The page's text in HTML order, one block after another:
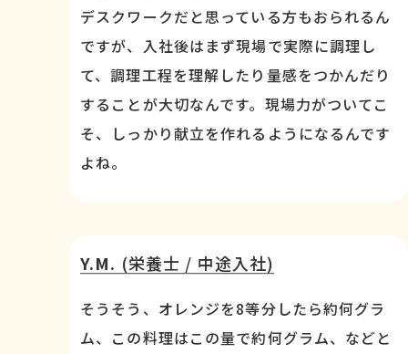
デスクワークだと思っている方もおられるん
ですが、入社後はまず現場で実際に調理し
て、調理工程を理解したり量感をつかんだり
することが大切なんです。現場力がついてこ
そ、しっかり献立を作れるようになるんです
よね。
Y.M. (栄養士 / 中途入社)
そうそう、オレンジを8等分したら約何グラ
ム、この料理はこの量で約何グラム、などと